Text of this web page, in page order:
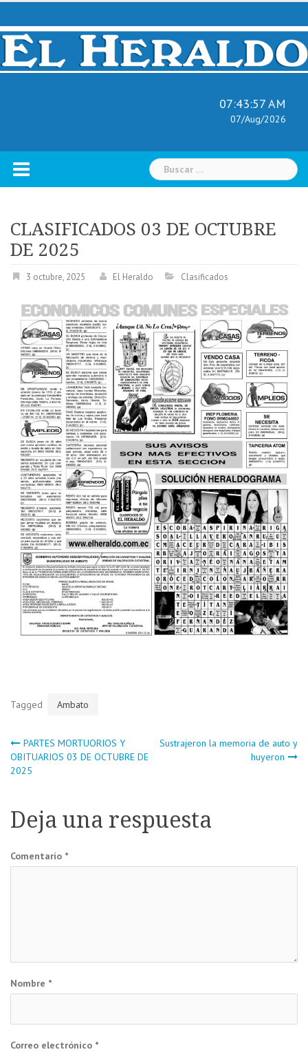
Skip
content
07:43:58 AM
07/Aug/2026
Buscar:
CLASIFICADOS 03 DE OCTUBRE
DE 2025
3 octubre, 2025 El Heraldo Clasificados
Tagged Ambato
Navegación
de
entradas
PARTES MORTUORIOS Y
OBITUARIOS 03 DE OCTUBRE DE
2025
Sustrajeron la memoria de auto y
huyeron
Deja una respuesta
Comentario *
Nombre *
Correo electrónico *